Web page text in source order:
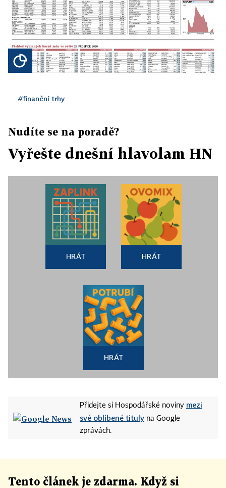
#finanční trhy
Nudíte se na poradě?
Vyřešte dnešní hlavolam HN
HRÁT HRÁT
HRÁT
Přidejte si Hospodářské noviny mezi
své oblíbené tituly na Google
zprávách.
Tento článek je zdarma. Když si